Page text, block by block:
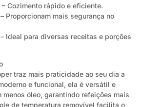
Cozimento rápido e eficiente.
Proporcionam mais segurança no
Ideal para diversas receitas e porções
traz mais praticidade ao seu dia a
e funcional, ela é versátil e
menos óleo, garantindo refeições mais
de temperatura removível facilita o